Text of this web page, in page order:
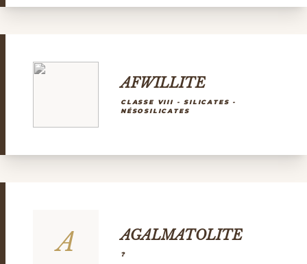
AFWILLITE
CLASSE VIII - SILICATES -
NÉSOSILICATES
A AGALMATOLITE
?